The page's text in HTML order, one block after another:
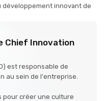
innovant de
Chief Innovation
est responsable de
au sein de l'entreprise.
créer une culture